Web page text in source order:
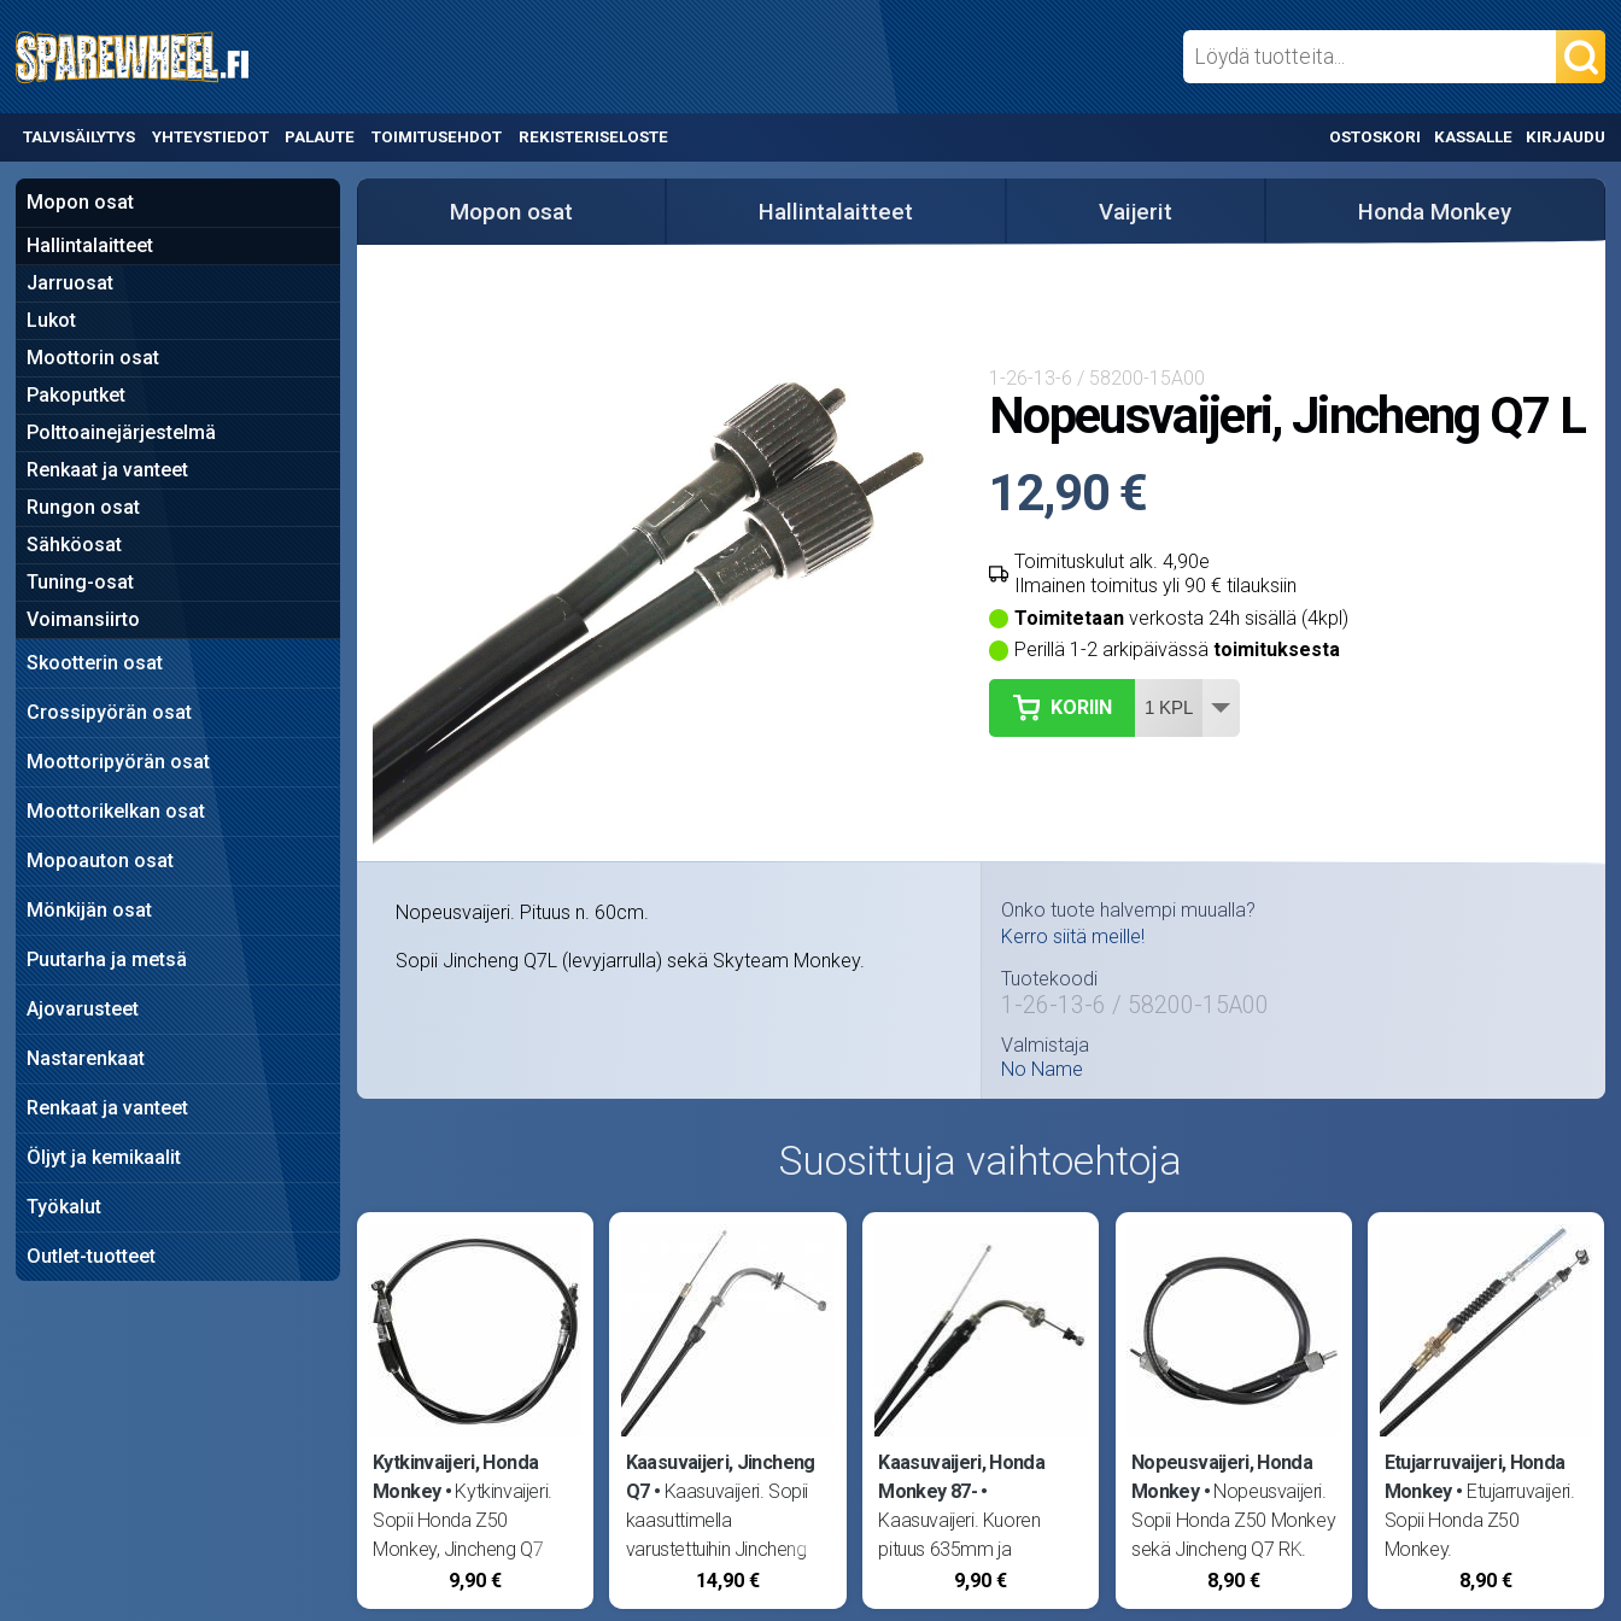
TALVISÄILYTYS YHTEYSTIEDOT PALAUTE TOIMITUSEHDOT REKISTERISELOSTE OSTOSKORI KASSALLE KIRJAUDU
Mopon osat
Hallintalaitteet
Jarruosat
Lukot
Moottorin osat
Pakoputket
Polttoainejärjestelmä
Renkaat ja vanteet
Rungon osat
Sähköosat
Tuning-osat
Voimansiirto
Skootterin osat
Crossipyörän osat
Moottoripyörän osat
Moottorikelkan osat
Mopoauton osat
Mönkijän osat
Puutarha ja metsä
Ajovarusteet
Nastarenkaat
Renkaat ja vanteet
Öljyt ja kemikaalit
Työkalut
Outlet-tuotteet
Mopon osat Hallintalaitteet Vaijerit Honda Monkey
1-26-13-6 / 58200-15A00
Nopeusvaijeri, Jincheng Q7 L
12,90 €
Toimituskulut alk. 4,90e
Ilmainen toimitus yli 90 € tilauksiin
Toimitetaanverkosta 24h sisällä (4kpl)
Perillä 1-2 arkipäivässä toimituksesta
KORIIN
Nopeusvaijeri. Pituus n. 60cm.
Sopii Jincheng Q7L (levyjarrulla) sekä Skyteam Monkey.
Onko tuote halvempi muualla?
Kerro siitä meille!
Tuotekoodi
1-26-13-6 / 58200-15A00
Valmistaja
No Name
Suosittuja vaihtoehtoja
Kytkinvaijeri, Honda
Monkey
Kytkinvaijeri.
Sopii Honda Z50
Monkey, Jincheng Q7
sekä Skyteam Monkey.
9,90 €
Kaasuvaijeri, Jincheng
Q7
Kaasuvaijeri. Sopii
kaasuttimella
varustettuihin Jincheng
Q7 sekä SkyTeam
Monkey ja PBR50.
14,90 €
Kaasuvaijeri, Honda
Monkey 87-
Kaasuvaijeri. Kuoren
pituus 635mm ja
ulostyöntyvän sisävaijerin
pituus 90mm. Sopii
9,90 €
Nopeusvaijeri, Honda
Monkey
Nopeusvaijeri.
Sopii Honda Z50 Monkey
sekä Jincheng Q7 RK.
8,90 €
Etujarruvaijeri, Honda
Monkey
Etujarruvaijeri.
Sopii Honda Z50
Monkey.
8,90 €